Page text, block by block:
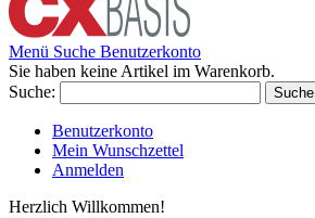
Menü Suche Benutzerkonto
Sie haben keine Artikel im Warenkorb.
Suche:
Suche
Benutzerkonto
Mein Wunschzettel
Anmelden
Herzlich Willkommen!